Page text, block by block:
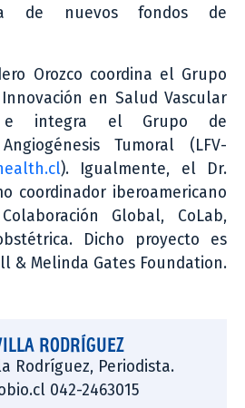
de nuevos fondos de
Orozco coordina el Grupo
en Salud Vascular
e integra el Grupo de
Tumoral (LFV-
). Igualmente, el Dr.
coordinador iberoamericano
Global, CoLab,
Dicho proyecto es
& Melinda Gates Foundation.
RODRÍGUEZ
Rodríguez, Periodista.
042-2463015